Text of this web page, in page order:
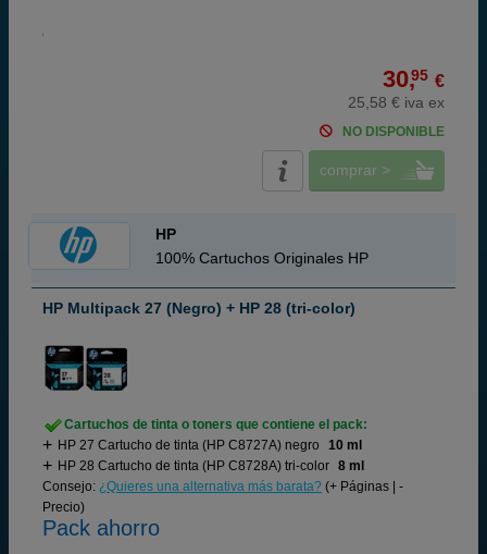
30,95 €
25,58 € iva ex
NO DISPONIBLE
comprar >
HP
100% Cartuchos Originales HP
HP Multipack 27 (Negro) + HP 28 (tri-color)
Cartuchos de tinta o toners que contiene el pack:
HP 27 Cartucho de tinta (HP C8727A) negro
10 ml
HP 28 Cartucho de tinta (HP C8728A) tri-color 8 ml
Consejo: ¿Quieres una alternativa más barata? (+ Páginas | -
Precio)
Pack ahorro